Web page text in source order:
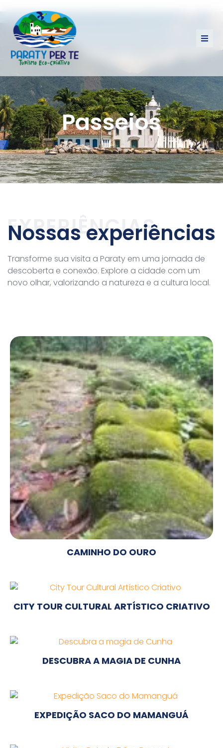
Passeios
EXPERIÊNCIAS
Nossas experiências​
Transforme sua visita a Paraty em uma jornada de
descoberta e conexão. Explore a cidade com um
novo olhar, valorizando a natureza e a cultura local.
CAMINHO DO OURO
CITY TOUR CULTURAL ARTÍSTICO CRIATIVO
DESCUBRA A MAGIA DE CUNHA
EXPEDIÇÃO SACO DO MAMANGUÁ